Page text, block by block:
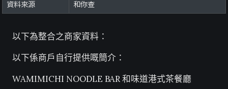
資料來源
和你查
以下為整合之商家資料：
以下係商戶自行提供嘅簡介：
WAMIMICHI NOODLE BAR 和味道港式茶餐廳